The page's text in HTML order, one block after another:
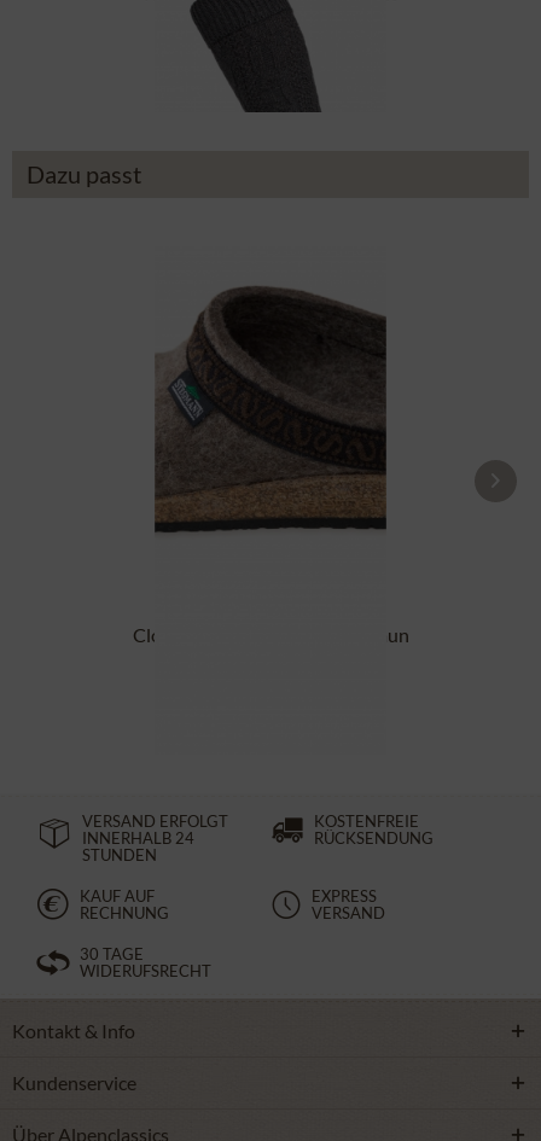
Dazu passt
Clogpantoffel 17801-8811 braun
VERSAND ERFOLGT
INNERHALB 24
STUNDEN
KOSTENFREIE
RÜCKSENDUNG
KAUF AUF
RECHNUNG
EXPRESS
VERSAND
30 TAGE
WIDERUFSRECHT
Kontakt & Info
Kundenservice
Über Alpenclassics